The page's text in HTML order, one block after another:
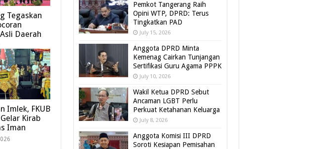
Tegaskan
Daerah
Imlek, FKUB
Kirab
Iman
Pemkot Tangerang Raih
Opini WTP, DPRD: Terus
Tingkatkan PAD
July 15, 2026
Anggota DPRD Minta
Kemenag Cairkan Tunjangan
Sertifikasi Guru Agama PPPK
July 10, 2026
Wakil Ketua DPRD Sebut
Ancaman LGBT Perlu
Perkuat Ketahanan Keluarga
July 8, 2026
Anggota Komisi III DPRD
Soroti Kesiapan Pemisahan